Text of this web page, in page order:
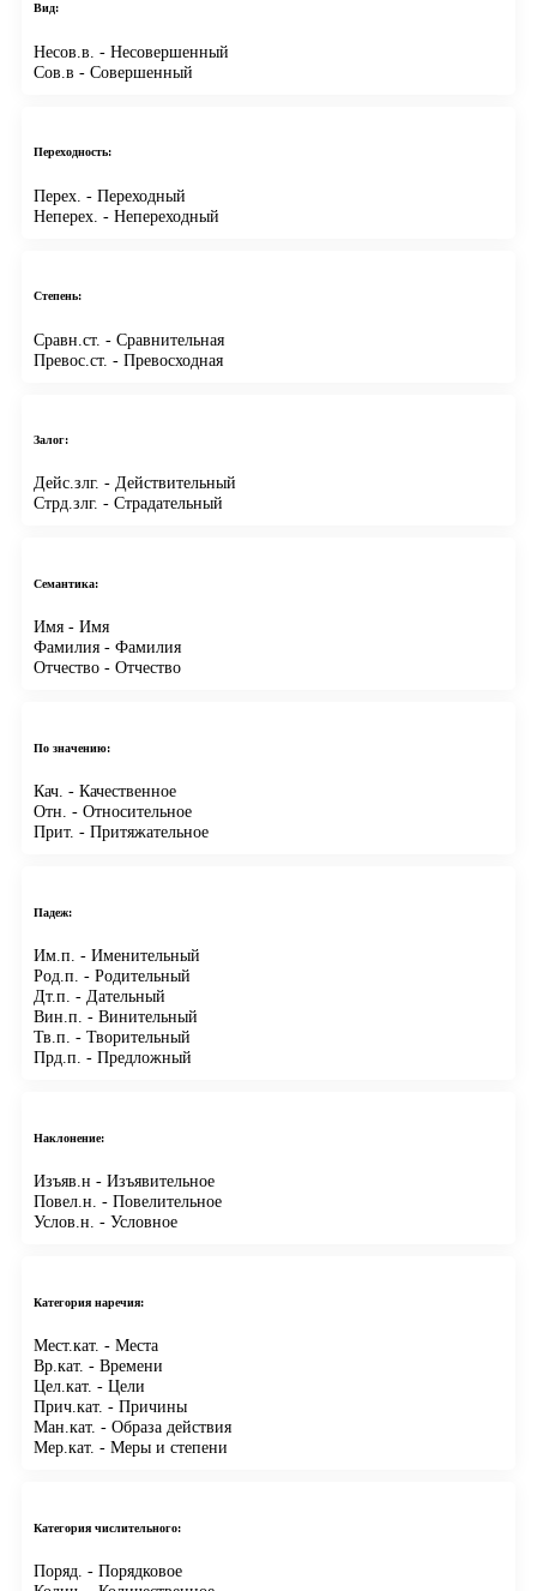
Вид:
Несов.в. - Несовершенный
Сов.в - Совершенный
Переходность:
Перех. - Переходный
Неперех. - Непереходный
Степень:
Сравн.ст. - Сравнительная
Превос.ст. - Превосходная
Залог:
Дейс.злг. - Действительный
Стрд.злг. - Страдательный
Семантика:
Имя - Имя
Фамилия - Фамилия
Отчество - Отчество
По значению:
Кач. - Качественное
Отн. - Относительное
Прит. - Притяжательное
Падеж:
Им.п. - Именительный
Род.п. - Родительный
Дт.п. - Дательный
Вин.п. - Винительный
Тв.п. - Творительный
Прд.п. - Предложный
Наклонение:
Изъяв.н - Изъявительное
Повел.н. - Повелительное
Услов.н. - Условное
Категория наречия:
Мест.кат. - Места
Вр.кат. - Времени
Цел.кат. - Цели
Прич.кат. - Причины
Ман.кат. - Образа действия
Мер.кат. - Меры и степени
Категория числительного:
Поряд. - Порядковое